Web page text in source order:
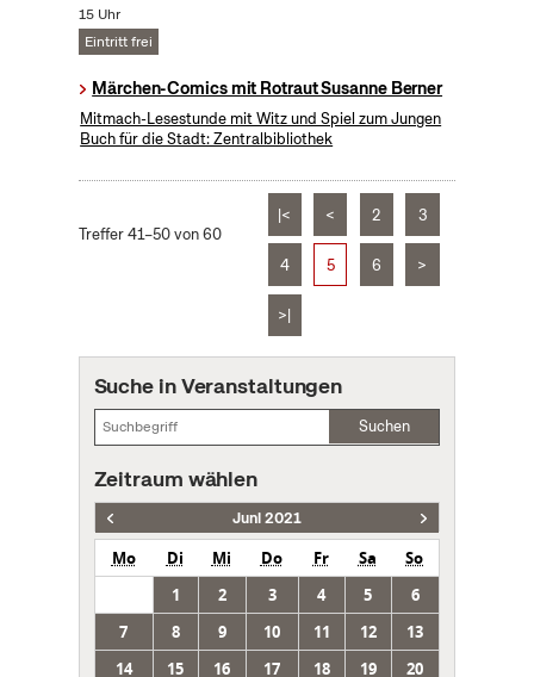
15 Uhr
Eintritt frei
Märchen-Comics mit Rotraut Susanne Berner
Mitmach-Lesestunde mit Witz und Spiel zum Jungen
Buch für die Stadt: Zentralbibliothek
Treffer 41–50 von 60
|< < 2 3
4 5 6 >
>|
Suche in Veranstaltungen
Suchen
Zeitraum wählen
Juni 2021
Mo Di Mi Do Fr Sa
So
1
2 3 4 5
6
7
8 9 10 11 12
13
14
15 16 17 18 19
20